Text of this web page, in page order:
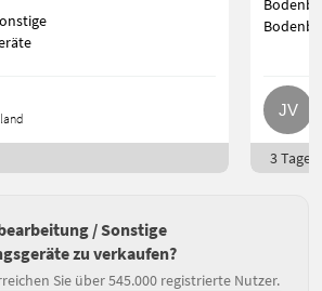
3 Tage
/ Sonstige
zu verkaufen?
Sie über 545.000 registrierte Nutzer.